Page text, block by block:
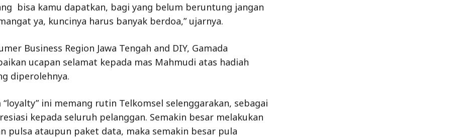
bisa kamu dapatkan, bagi yang belum beruntung jangan
ya, kuncinya harus banyak berdoa,” ujarnya.
Business Region Jawa Tengah and DIY, Gamada
ucapan selamat kepada mas Mahmudi atas hadiah
diperolehnya.
“loyalty” ini memang rutin Telkomsel selenggarakan, sebagai
kepada seluruh pelanggan. Semakin besar melakukan
pulsa ataupun paket data, maka semakin besar pula